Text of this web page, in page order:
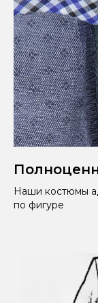
Наши костюмы
по фигуре